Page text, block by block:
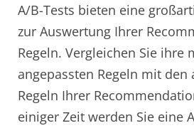
A/B-Tests bieten eine
zur Auswertung Ihrer
Regeln. Vergleichen Sie ihre
angepassten Regeln mit
Regeln Ihrer
einiger Zeit werden Sie eine